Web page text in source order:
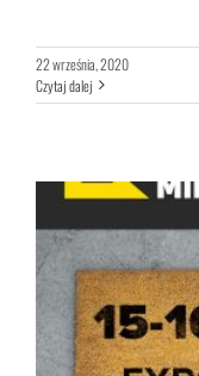
22 września, 2020
Czytaj dalej